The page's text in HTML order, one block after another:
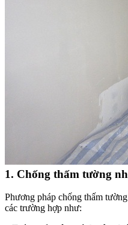
1. Chống thấm tường
Phương pháp chống thấm
các trường hợp như: